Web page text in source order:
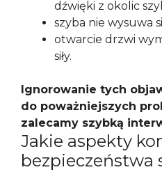
dźwięki z okolic
szyba nie wysuwa
otwarcie drzwi
siły.
Ignorowanie tych
do poważniejszych
zalecamy szybką
Jakie aspekty
bezpieczeństwa